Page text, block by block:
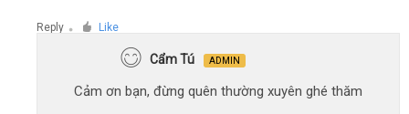
Reply ● Like
Cẩm Tú ADMIN
Cảm ơn bạn, đừng quên thường xuyên ghé thăm